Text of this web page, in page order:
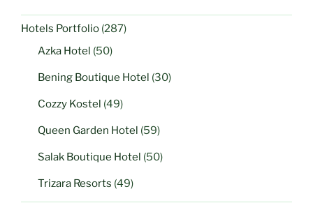
Hotels Portfolio (287)
Azka Hotel (50)
Bening Boutique Hotel (30)
Cozzy Kostel (49)
Queen Garden Hotel (59)
Salak Boutique Hotel (50)
Trizara Resorts (49)